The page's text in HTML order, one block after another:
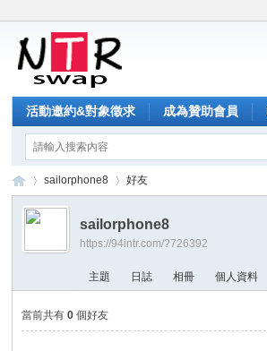
活動邀約&對象徵求 成為贊助會員
NT›
sailorphone8 好友
sailorphone8
https://94intr.com/?726392
主題 日誌 相冊 個人資料
當前共有0 個好友